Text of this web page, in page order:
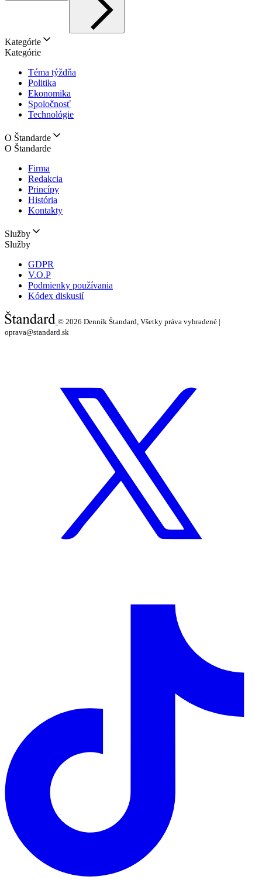
Kategórie
Kategórie
Téma týždňa
Politika
Ekonomika
Spoločnosť
Technológie
O Štandarde
O Štandarde
Firma
Redakcia
Princípy
História
Kontakty
Služby
Služby
GDPR
V.O.P
Podmienky používania
Kódex diskusií
© 2026 Denník Štandard, Všetky práva vyhradené |
oprava@standard.sk